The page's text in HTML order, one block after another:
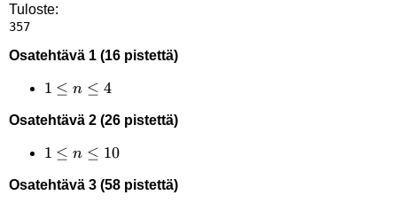
Tuloste:
357
Osatehtävä 1 (16 pistettä)
1
n
\le
1 ≤ n ≤ 4
Osatehtävä 2 (26 pistettä)
1
n
1 ≤ n ≤ 10
Osatehtävä 3 (58 pistettä)